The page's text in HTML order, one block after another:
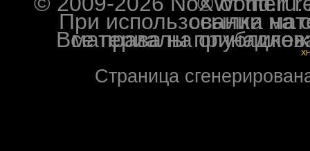
При использовании
Все права на опубликованные на форуме
Страница